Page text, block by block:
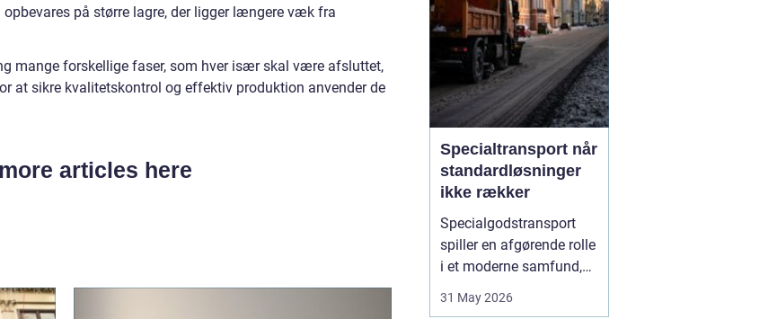
på større lagre, der ligger længere væk fra
mange forskellige faser, som hver især skal være afsluttet,
at sikre kvalitetskontrol og effektiv produktion anvender de
articles here
Specialtransport når
standardløsninger
ikke rækker
Specialgodstransport
spiller en afgørende rolle
i et moderne samfund,
mere specialiseret, og
31 May 2026